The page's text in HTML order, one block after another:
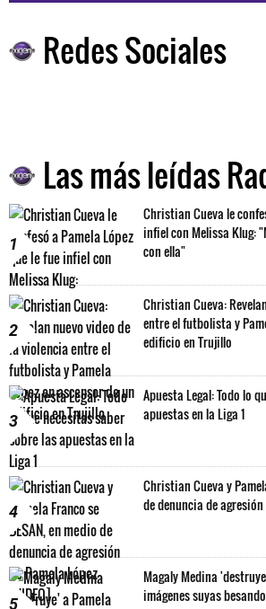
Redes Sociales
Las más leídas
1
Christian Cueva le
infiel con Melissa Klug:
con ella"
2
Christian Cueva:
entre el futbolista y
edificio en Trujillo
3
Apuesta Legal: Todo lo
apuestas en la Liga 1
4
Christian Cueva y
de denuncia de
5
Magaly Medina
imágenes suyas